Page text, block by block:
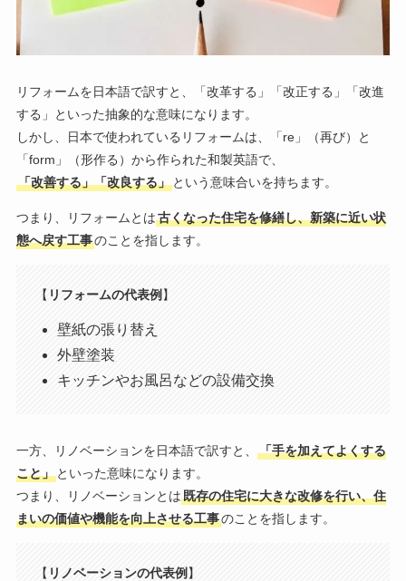
リフォームを日本語で訳すと、「改革する」「改正する」「改進
する」といった抽象的な意味になります。
しかし、日本で使われているリフォームは、「re」（再び）と
「form」（形作る）から作られた和製英語で、
「改善する」「改良する」という意味合いを持ちます。
つまり、リフォームとは古くなった住宅を修繕し、新築に近い状
態へ戻す工事のことを指します。
【 リフォームの代表例】
壁紙の張り替え
外壁塗装
キッチンやお風呂などの設備交換
一方、リノベーションを日本語で訳すと、
「手を加えてよくする
こと」といった意味になります。
つまり、リノベーションとは既存の住宅に大きな改修を行い、住
まいの価値や機能を向上させる工事のことを指します。
【 リノベーションの代表例】